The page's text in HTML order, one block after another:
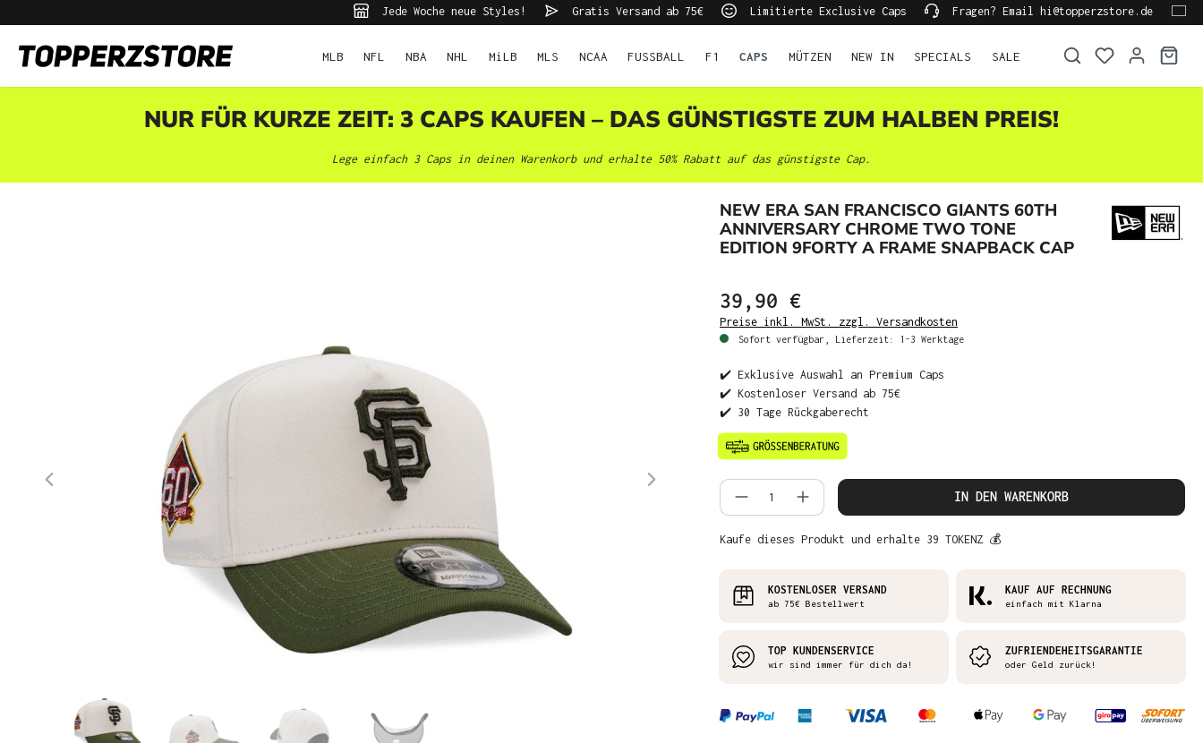
Jede Woche neue Styles! Gratis Versand ab 75€ Limitierte Exclusive Caps Fragen? Email hi@topperzstore.de
MLB NFL NBA NHL MiLB MLS NCAA FUSSBALL F1 CAPS MÜTZEN NEW IN SPECIALS SALE
NUR FÜR KURZE ZEIT: 3 CAPS KAUFEN – DAS GÜNSTIGSTE ZUM HALBEN PREIS!
Lege einfach 3 Caps in deinen Warenkorb und erhalte 50% Rabatt auf das günstigste Cap.
NEW ERA SAN FRANCISCO GIANTS 60TH
ANNIVERSARY CHROME TWO TONE
EDITION 9FORTY A FRAME SNAPBACK CAP
39,90 €
Preise inkl. MwSt. zzgl. Versandkosten
Sofort verfügbar, Lieferzeit: 1-3 Werktage
✔️ Exklusive Auswahl an Premium Caps
✔️ Kostenloser Versand ab 75€
✔️ 30 Tage Rückgaberecht
Produkt Anzahl: Gib den gewünschten Wert
IN DEN WARENKORB
Kaufe dieses Produkt und erhalte 39 TOKENZ 💰
KOSTENLOSER VERSAND
ab 75€ Bestellwert
KAUF AUF RECHNUNG
einfach mit Klarna
TOP KUNDENSERVICE
wir sind immer für dich da!
ZUFRIENDEHEITSGARANTIE
oder Geld zurück!